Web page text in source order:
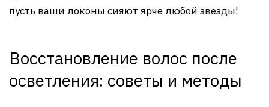
пусть ваши локоны сияют ярче любой звезды!
Восстановление волос после
осветления: советы и методы